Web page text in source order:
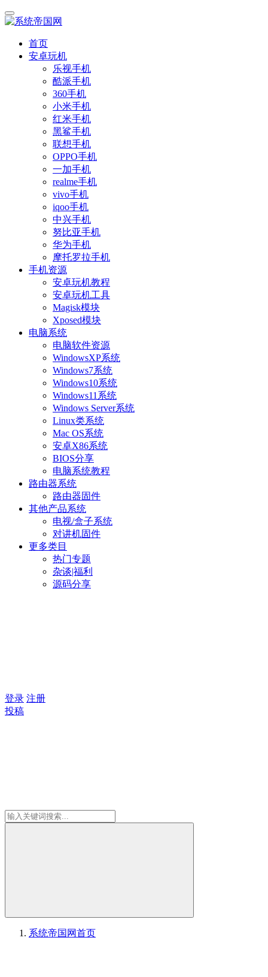
首页
安卓玩机
乐视手机
酷派手机
360手机
小米手机
红米手机
黑鲨手机
联想手机
OPPO手机
一加手机
realme手机
vivo手机
iqoo手机
中兴手机
努比亚手机
华为手机
摩托罗拉手机
手机资源
安卓玩机教程
安卓玩机工具
Magisk模块
Xposed模块
电脑系统
电脑软件资源
WindowsXP系统
Windows7系统
Windows10系统
Windows11系统
Windows Server系统
Linux类系统
Mac OS系统
安卓X86系统
BIOS分享
电脑系统教程
路由器系统
路由器固件
其他产品系统
电视/盒子系统
对讲机固件
更多类目
热门专题
杂谈|福利
源码分享
登录 注册
投稿
系统帝国网首页